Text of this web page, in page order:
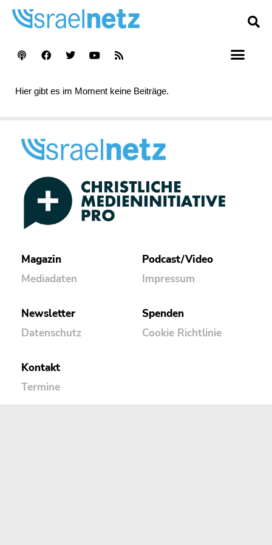
Hier gibt es im Moment keine Beiträge.
Magazin
Mediadaten
Podcast/Video
Impressum
Newsletter
Datenschutz
Spenden
Cookie Richtlinie
Kontakt
Termine